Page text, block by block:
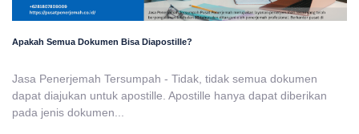
Apakah Semua Dokumen Bisa Diapostille?
Jasa Penerjemah Tersumpah - Tidak, tidak semua dokumen
dapat diajukan untuk apostille. Apostille hanya dapat diberikan
pada jenis dokumen...